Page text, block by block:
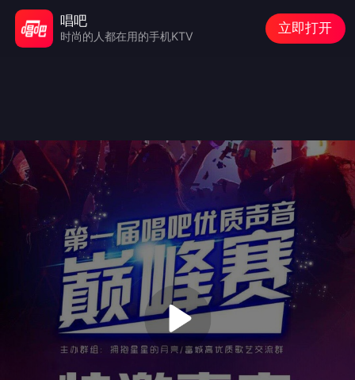
唱吧
时尚的人都在用的手机KTV
立即打开